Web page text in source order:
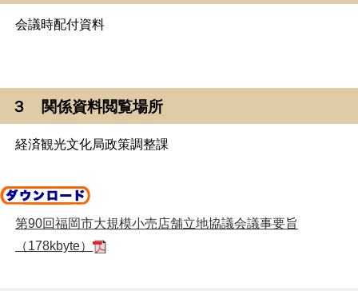
会議時配付資料
３ 関係資料閲覧場所
経済観光文化局政策調整課
第90回福岡市大規模小売店舗立地協議会議事要旨
（178kbyte）